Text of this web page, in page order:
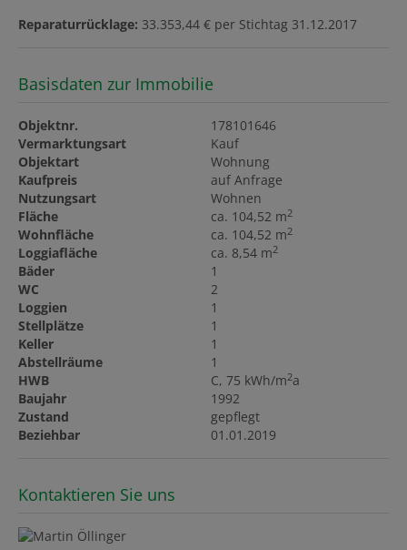
Reparaturrücklage: 33.353,44 € per Stichtag 31.12.2017
Basisdaten zur Immobilie
Objektnr.
178101646
Vermarktungsart
Kauf
Objektart
Wohnung
Kaufpreis
auf Anfrage
Nutzungsart
Wohnen
Fläche
ca. 104,52 m2
Wohnfläche ca. 104,52 m2
Loggiafläche ca. 8,54 m2
Bäder
1
WC
2
Loggien
1
Stellplätze
1
Keller
1
Abstellräume
1
HWB
C, 75 kWh/m2a
Baujahr
1992
Zustand
gepflegt
Beziehbar
01.01.2019
Kontaktieren Sie uns